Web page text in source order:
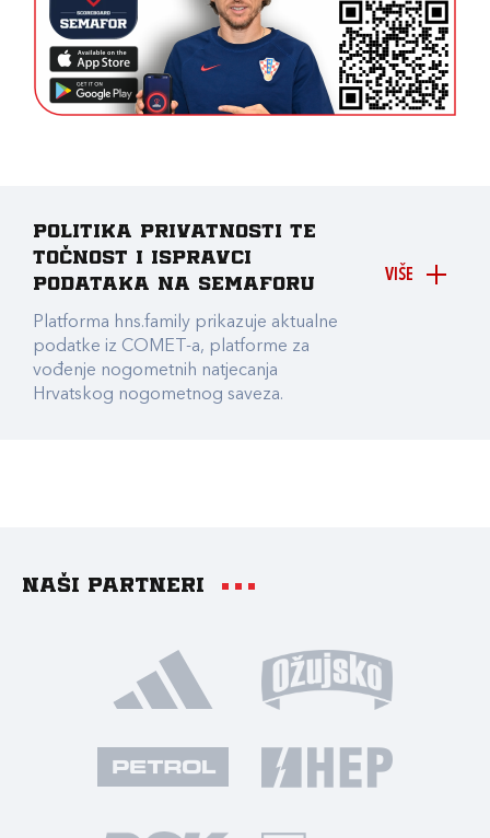
VIŠE
Politika privatnosti te
točnost i ispravci
podataka na Semaforu
Platforma hns.family prikazuje aktualne
podatke iz COMET-a, platforme za
vođenje nogometnih natjecanja
Hrvatskog nogometnog saveza.
Naši partneri